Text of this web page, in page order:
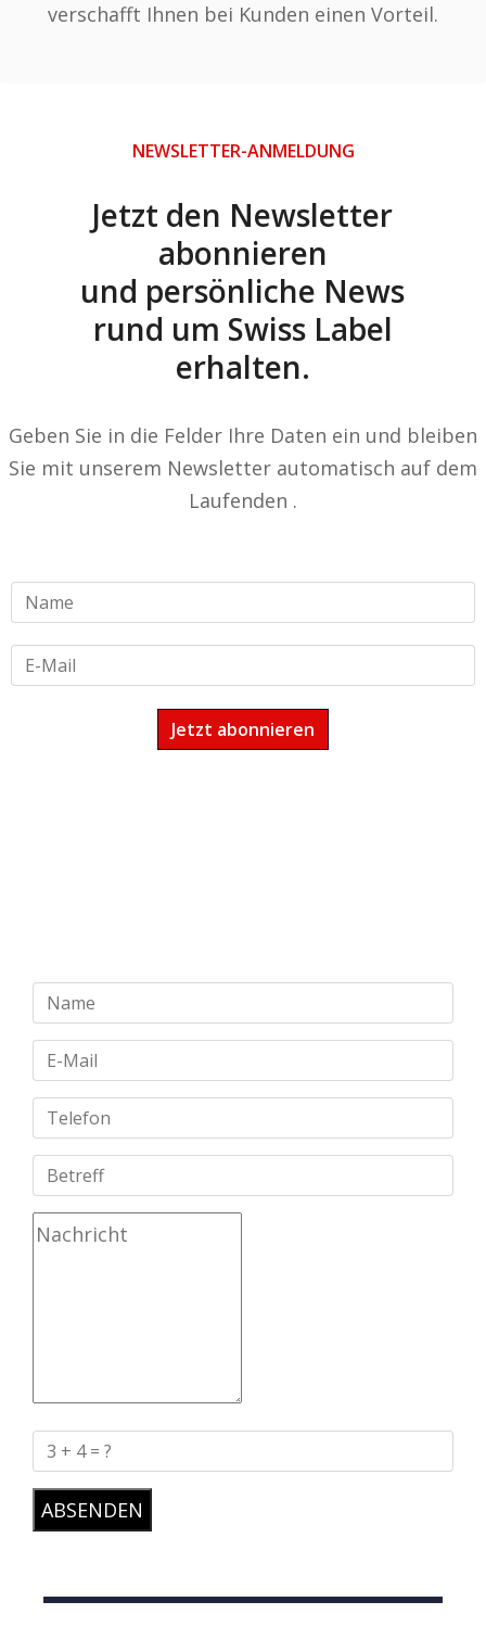
verschafft Ihnen bei Kunden einen Vorteil.
NEWSLETTER-ANMELDUNG
Jetzt den Newsletter
abonnieren
und persönliche News
rund um Swiss Label
erhalten.
Geben Sie in die Felder Ihre Daten ein und bleiben
Sie mit unserem Newsletter automatisch auf dem
Laufenden .
ABSENDEN